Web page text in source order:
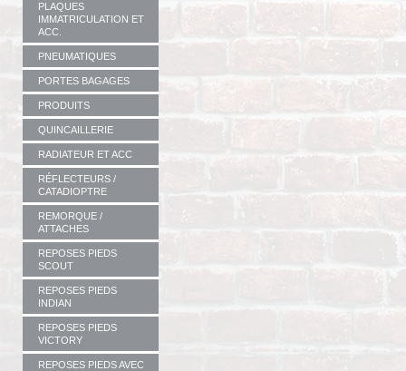
PLAQUES
IMMATRICULATION ET
ACC.
PNEUMATIQUES
PORTES BAGAGES
PRODUITS
QUINCAILLERIE
RADIATEUR ET ACC
RÉFLECTEURS /
CATADIOPTRE
REMORQUE /
ATTACHES
REPOSES PIEDS
SCOUT
REPOSES PIEDS
INDIAN
REPOSES PIEDS
VICTORY
REPOSES PIEDS AVEC